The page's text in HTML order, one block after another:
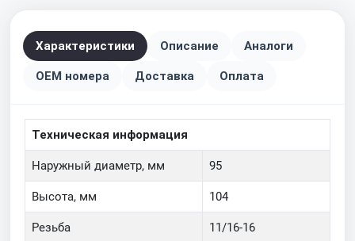
Характеристики Описание Аналоги
OEM номера Доставка Оплата
Техническая информация
Наружный диаметр, мм 95
Высота, мм 104
Резьба 11/16-16